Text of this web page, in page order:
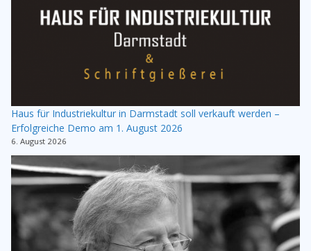
Haus für Industriekultur in Darmstadt soll verkauft werden –
Erfolgreiche Demo am 1. August 2026
6. August 2026